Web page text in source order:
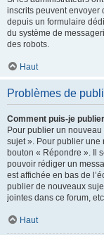
inscrits peuvent envoyer
depuis un formulaire
du système de
des robots.
Haut
Problèmes de
Comment puis-je
Pour publier un
sujet ». Pour publier une
bouton « Répondre ». Il
pouvoir rédiger un
est affichée en bas de
publier de nouveaux
jointes dans ce forum,
Haut